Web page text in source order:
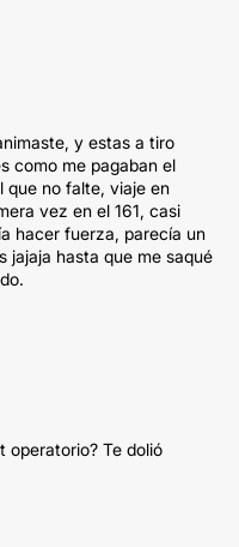
y estas a tiro
como me pagaban el
que no falte, viaje en
vez en el 161, casi
hacer fuerza, parecía un
jajaja hasta que me saqué
operatorio? Te dolió